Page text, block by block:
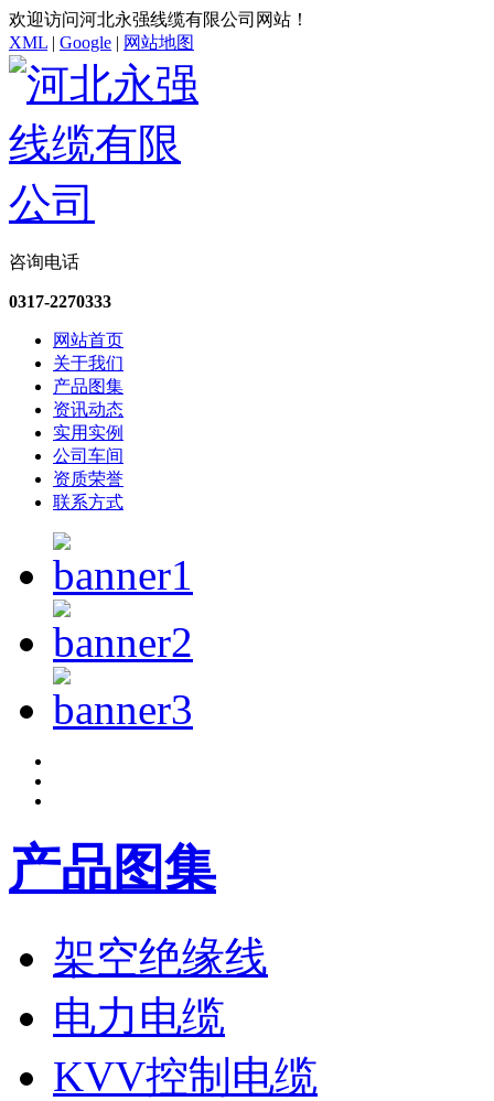
欢迎访问河北永强线缆有限公司网站！
XML | Google | 网站地图
咨询电话
0317-2270333
网站首页
关于我们
产品图集
资讯动态
实用实例
公司车间
资质荣誉
联系方式
产品图集
架空绝缘线
电力电缆
KVV控制电缆